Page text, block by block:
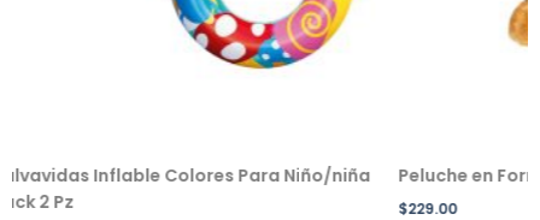
Colores Para Niño/niña Peluche en Forma de Oso